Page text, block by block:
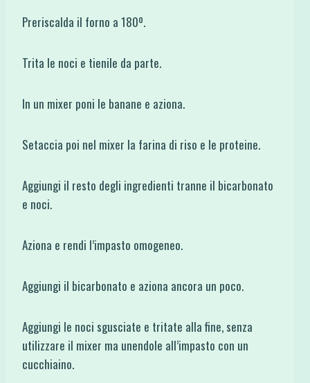
Preriscalda il forno a 180º.
Trita le noci e tienile da parte.
In un mixer poni le banane e aziona.
Setaccia poi nel mixer la farina di riso e le proteine.
Aggiungi il resto degli ingredienti tranne il bicarbonato
e noci.
Aziona e rendi l’impasto omogeneo.
Aggiungi il bicarbonato e aziona ancora un poco.
Aggiungi le noci sgusciate e tritate alla fine, senza
utilizzare il mixer ma unendole all’impasto con un
cucchiaino.